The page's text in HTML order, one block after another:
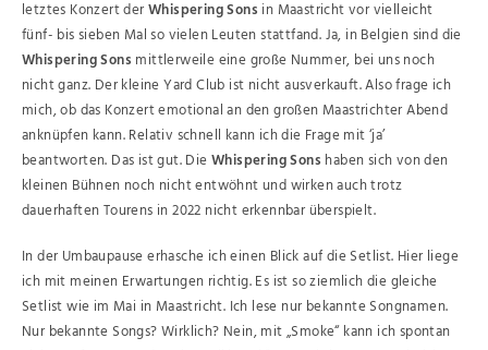
letztes Konzert derWhispering Sons in Maastricht vor vielleicht
fünf- bis sieben Mal so vielen Leuten stattfand. Ja, in Belgien sind die
Whispering Sons mittlerweile eine große Nummer, bei uns noch
nicht ganz. Der kleine Yard Club ist nicht ausverkauft. Also frage ich
mich, ob das Konzert emotional an den großen Maastrichter Abend
anknüpfen kann. Relativ schnell kann ich die Frage mit ‘ja’
beantworten. Das ist gut. DieWhispering Sons haben sich von den
kleinen Bühnen noch nicht entwöhnt und wirken auch trotz
dauerhaften Tourens in 2022 nicht erkennbar überspielt.
In der Umbaupause erhasche ich einen Blick auf die Setlist. Hier liege
ich mit meinen Erwartungen richtig. Es ist so ziemlich die gleiche
Setlist wie im Mai in Maastricht. Ich lese nur bekannte Songnamen.
Nur bekannte Songs? Wirklich? Nein, mit „Smoke“ kann ich spontan